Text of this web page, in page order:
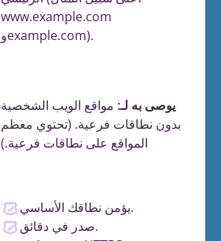
www.example.com
وexample.com).
يوصى به لـ: مواقع الويب الشخصية
بدون نطاقات فرعية. (تحتوي معظم
المواقع على نطاقات فرعية.)
يؤمن نطاقك الأساسي.
صدر في دقائق.